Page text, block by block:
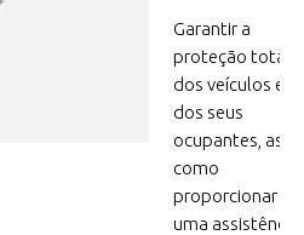
Garantir a
proteção total
dos veículos e
dos seus
ocupantes,
como
proporcionar
uma assistência